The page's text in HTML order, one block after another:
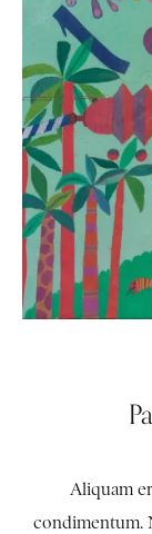
Aliquam
condimentum.